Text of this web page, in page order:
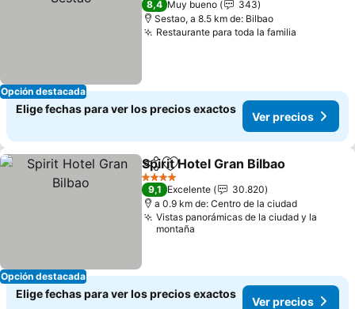
Opción destacada
8,4 Muy bueno
343
Sestao, a 8.5 km de: Bilbao
Restaurante para toda la familia
Elige fechas para ver los precios exactos
Ver precios
Opción destacada
CompartirAgregar a favoritos
Spirit Hotel Gran Bilbao
4 Estrellas
9,1 Excelente
30.820
a 0.9 km de: Centro de la ciudad
Vistas panorámicas de la ciudad y la
montaña
Elige fechas para ver los precios exactos
Ver precios